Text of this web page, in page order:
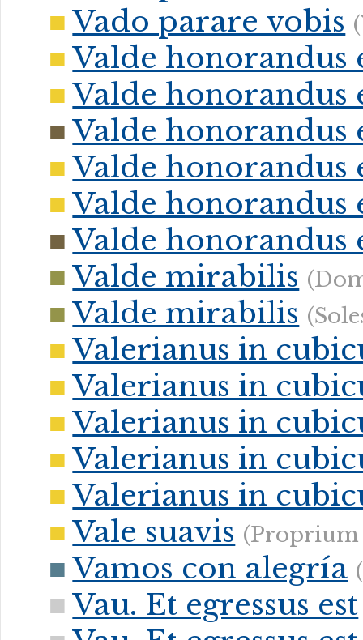
Vado parare vobis
Valde honorandus
Valde honorandus
Valde honorandus
Valde honorandus
Valde honorandus
Valde honorandus
Valde mirabilis
Valde mirabilis
Valerianus in
Valerianus in
Valerianus in
Valerianus in
Valerianus in
Vale suavis (Proprium
Vamos con alegría
Vau. Et egressus est